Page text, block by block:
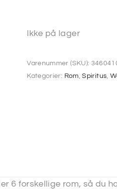
Ikke på lager
Varenummer (SKU):
Kategorier: Rom,Spiritus,
6 forskellige rom, så du